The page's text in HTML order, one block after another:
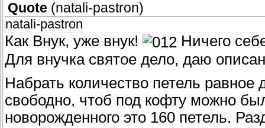
Quote (natali-pastron)
natali-pastron
Как Внук, уже внук!
Ничего
Для внучка святое дело, даю
Набрать количество петель
свободно, чтоб под кофту можно
новорожденного это 160 петель.